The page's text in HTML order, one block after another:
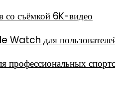
со съёмкой 6K-видео
Watch для